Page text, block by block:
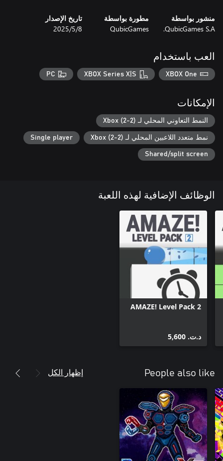
- مئات المستويات للتلوين والعديد من الكرات الملونة للفتح
منشور بواسطة
QubicGames S.A.
مطورة بواسطة
QubicGames
تاريخ الإصدار
8‏/5‏/2025
العب باستخدام
XBOX One
XBOX Series X|S
PC
الإمكانات
النمط التعاوني المحلي لـ Xbox (2-2)
نمط متعدد اللاعبين المحلي لـ Xbox (2-2) Single player
Shared/split screen
الوظائف الإضافية لهذه اللعبة
AMAZE! Level Pack 2
د.ت.‏ 5,600
People also like إظهار الكل